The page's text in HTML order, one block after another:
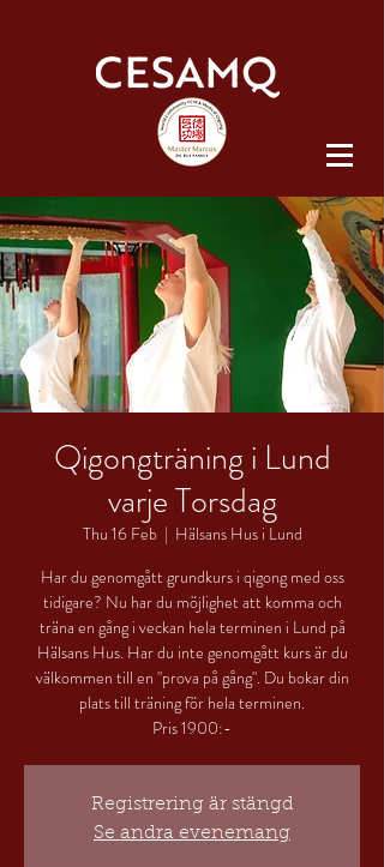
Qigongträning i Lund
varje Torsdag
Thu 16 Feb
  |
Hälsans Hus i Lund
Har du genomgått grundkurs i qigong med oss
tidigare? Nu har du möjlighet att komma och
träna en gång i veckan hela terminen i Lund på
Hälsans Hus. Har du inte genomgått kurs är du
välkommen till en "prova på gång". Du bokar din
plats till träning för hela terminen.
Pris 1900:-
Registrering är stängd
Se andra evenemang